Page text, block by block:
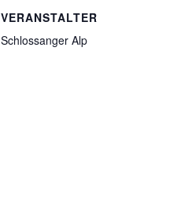
VERANSTALTER
Schlossanger Alp